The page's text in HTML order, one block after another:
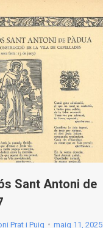
Sant Antoni de
Prat i Puig maig 11, 2025